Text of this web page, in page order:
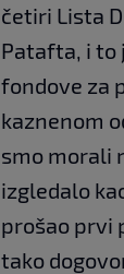
četiri Lista
Patafta, i to
fondove za
kaznenom
smo morali
izgledalo
prošao prvi
tako